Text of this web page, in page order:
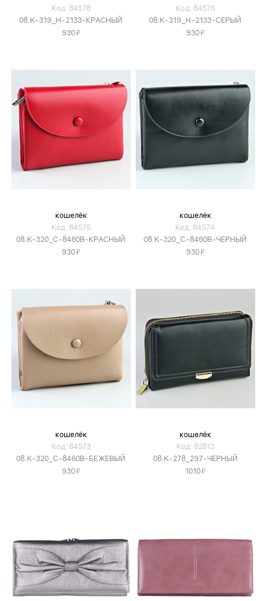
Код: 84578
08.K-319_H-2133-КРАСНЫЙ
930Я
Код: 84576
08.K-319_H-2133-СЕРЫЙ
930Я
кошелёк
Код: 84575
08.K-320_C-8460B-КРАСНЫЙ
930Я
кошелёк
Код: 84574
08.K-320_C-8460B-ЧЕРНЫЙ
930Я
кошелёк
Код: 84573
08.K-320_C-8460B-БЕЖЕВЫЙ
930Я
кошелёк
Код: 82813
08.K-278_297-ЧЕРНЫЙ
1010Я